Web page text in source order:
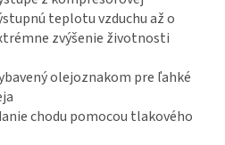
teplotu vzduchu až o
zvýšenie životnosti
olejoznakom pre ľahké
chodu pomocou tlakového